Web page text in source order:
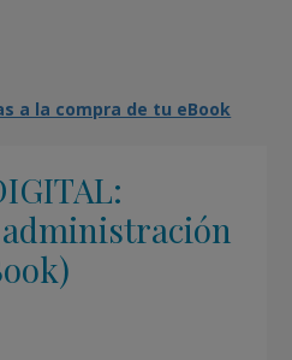
a la compra de tu eBook